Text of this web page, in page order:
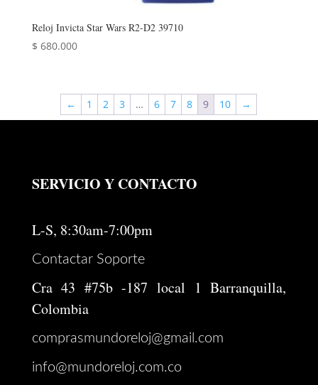
Reloj Invicta Star Wars R2-D2 39710
$ 680.000
← 1 2 3 … 6 7 8 9 10 →
SERVICIO Y CONTACTO
L-S, 8:30am-7:00pm
Contactar Soporte
Cra 43 #75b -187 local 1 Barranquilla,
Colombia
comprasmundoreloj@gmail.com
info@mundoreloj.com.co